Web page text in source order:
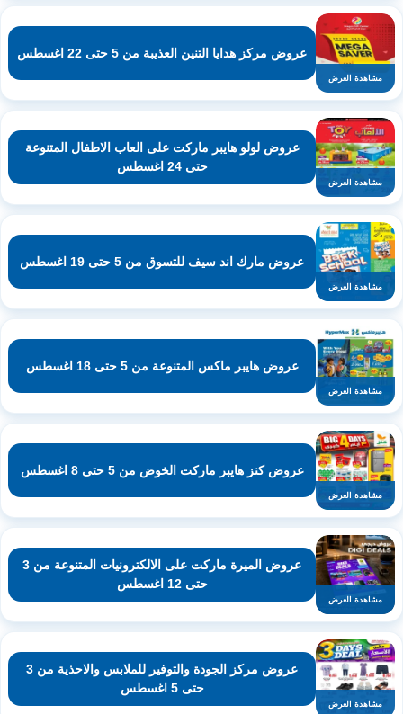
مشاهدة العرض
عروض مركز هدايا التنين العذيبة من 5 حتى 22 اغسطس
مشاهدة العرض
عروض لولو هايبر ماركت على العاب الاطفال المتنوعة
حتى 24 اغسطس
مشاهدة العرض
عروض مارك اند سيف للتسوق من 5 حتى 19 اغسطس
مشاهدة العرض
عروض هايبر ماكس المتنوعة من 5 حتى 18 اغسطس
مشاهدة العرض
عروض كنز هايبر ماركت الخوض من 5 حتى 8 اغسطس
مشاهدة العرض
عروض الميرة ماركت على الالكترونيات المتنوعة من 3
حتى 12 اغسطس
مشاهدة العرض
عروض مركز الجودة والتوفير للملابس والاحذية من 3
حتى 5 اغسطس